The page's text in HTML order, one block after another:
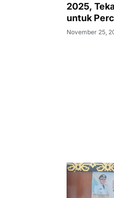
2025,
untuk
November 25,